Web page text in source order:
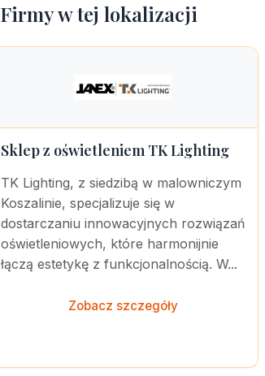
Firmy w tej lokalizacji
Sklep z oświetleniem TK Lighting
TK Lighting, z siedzibą w malowniczym
Koszalinie, specjalizuje się w
dostarczaniu innowacyjnych rozwiązań
oświetleniowych, które harmonijnie
łączą estetykę z funkcjonalnością. W...
Zobacz szczegóły